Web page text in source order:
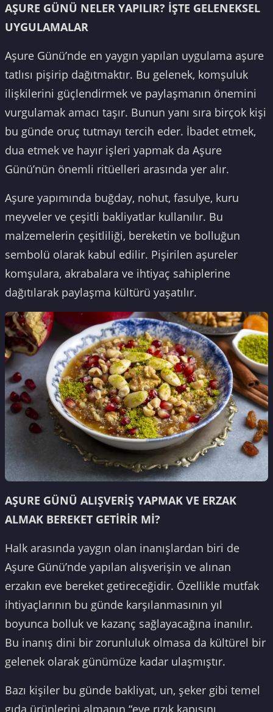
AŞURE GÜNÜ NELER YAPILIR? İŞTE GELENEKSEL
UYGULAMALAR
Aşure Günü’nde en yaygın yapılan uygulama aşure
tatlısı pişirip dağıtmaktır. Bu gelenek, komşuluk
ilişkilerini güçlendirmek ve paylaşmanın önemini
vurgulamak amacı taşır. Bunun yanı sıra birçok kişi
bu günde oruç tutmayı tercih eder. İbadet etmek,
dua etmek ve hayır işleri yapmak da Aşure
Günü’nün önemli ritüelleri arasında yer alır.
Aşure yapımında buğday, nohut, fasulye, kuru
meyveler ve çeşitli bakliyatlar kullanılır. Bu
malzemelerin çeşitliliği, bereketin ve bolluğun
sembolü olarak kabul edilir. Pişirilen aşureler
komşulara, akrabalara ve ihtiyaç sahiplerine
dağıtılarak paylaşma kültürü yaşatılır.
AŞURE GÜNÜ ALIŞVERİŞ YAPMAK VE ERZAK
ALMAK BEREKET GETİRİR Mİ?
Halk arasında yaygın olan inanışlardan biri de
Aşure Günü’nde yapılan alışverişin ve alınan
erzakın eve bereket getireceğidir. Özellikle mutfak
ihtiyaçlarının bu günde karşılanmasının yıl
boyunca bolluk ve kazanç sağlayacağına inanılır.
Bu inanış dini bir zorunluluk olmasa da kültürel bir
gelenek olarak günümüze kadar ulaşmıştır.
Bazı kişiler bu günde bakliyat, un, şeker gibi temel
gıda ürünlerini almanın “eve rızık kapısını